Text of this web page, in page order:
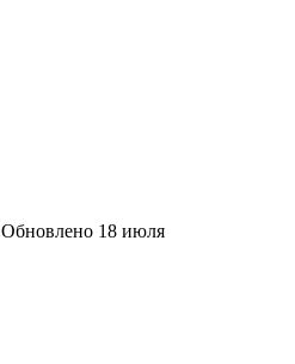
Обновлено 18 июля